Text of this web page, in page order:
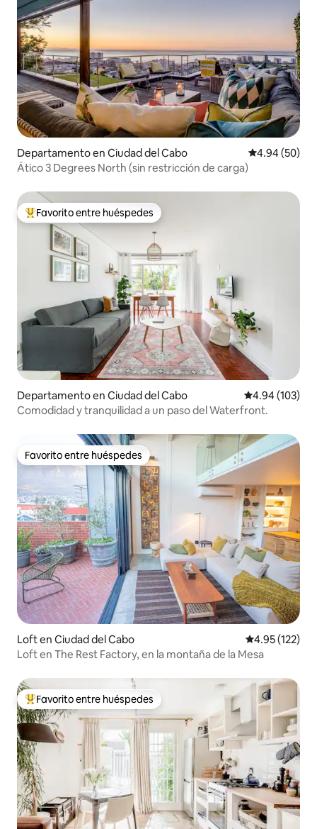
Departamento en Ciudad del Cabo Calificación
4.94 (50)
Ático 3 Degrees North (sin restricción de carga)
De los mejores en Favorito entre huéspedes
Favorito entre huéspedes
Departamento en Ciudad del Cabo Calificación
4.94 (103)
Comodidad y tranquilidad a un paso del Waterfront.
Favorito entre huéspedes
Favorito entre huéspedes
Loft en Ciudad del Cabo Calificación
4.95 (122)
Loft en The Rest Factory, en la montaña de la Mesa
De los mejores en Favorito entre huéspedes
Favorito entre huéspedes